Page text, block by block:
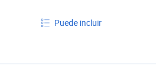
Puede incluir